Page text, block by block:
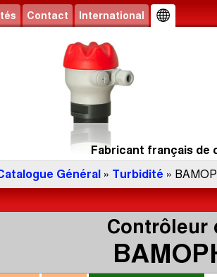
Contact International
Fabricant français de
Général » Turbidité »
Contrôleur